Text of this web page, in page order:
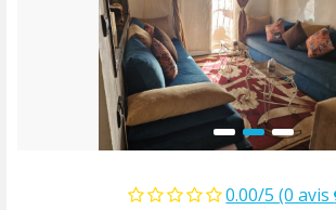
0.00/5 (0 avis